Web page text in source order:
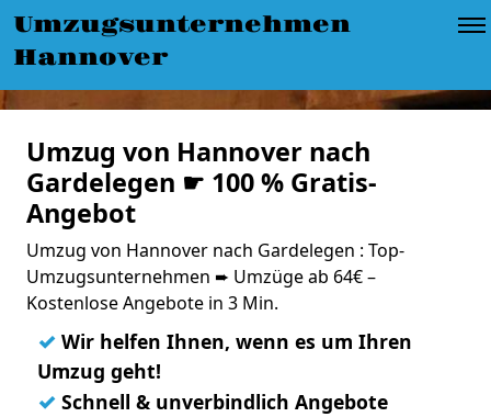
Umzugsunternehmen
Hannover
Umzug von Hannover nach
Gardelegen ☛ 100 % Gratis-
Angebot
Umzug von Hannover nach Gardelegen : Top-
Umzugsunternehmen ➨ Umzüge ab 64€ –
Kostenlose Angebote in 3 Min.
✓ Wir helfen Ihnen, wenn es um Ihren
Umzug geht!
✓ Schnell & unverbindlich Angebote